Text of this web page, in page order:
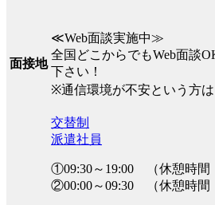
面接地
≪Web面談実施中≫
全国どこからでもWeb面談
下さい！
※通信環境が不安という方
交替制
派遣社員
①09:30～19:00 （休憩時間
②00:00～09:30 （休憩時間